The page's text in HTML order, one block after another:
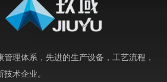
理体系，先进的生产设备，工艺流程，
术企业。